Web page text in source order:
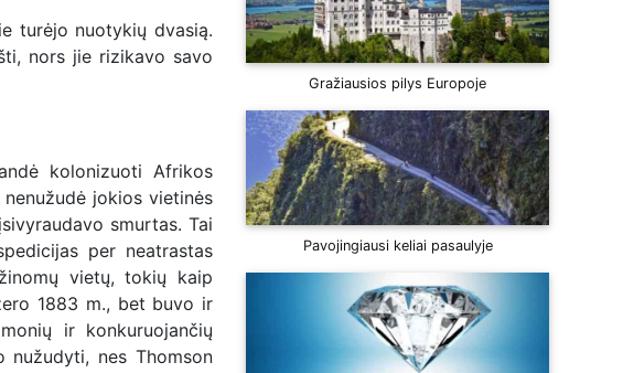
turėjo nuotykių dvasią.
nors jie rizikavo savo
kolonizuoti Afrikos
jokios vietinės
smurtas. Tai
per neatrastas
vietų, tokių kaip
1883 m., bet buvo ir
ir konkuruojančių
nes Thomson
Gražiausios pilys Europoje
Pavojingiausi keliai pasaulyje